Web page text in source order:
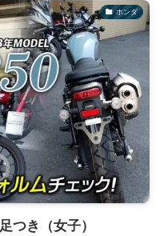
ホンダ
つき（女子）